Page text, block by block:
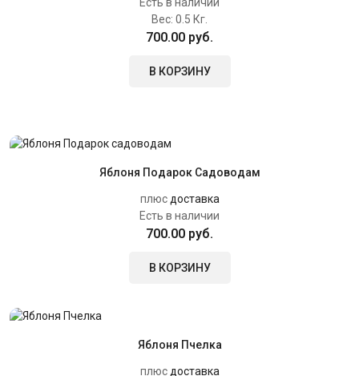
Вес: 0.5 Кг.
700.00 руб.
В КОРЗИНУ
Яблоня Подарок Садоводам
плюс доставка
Есть в наличии
700.00 руб.
В КОРЗИНУ
Яблоня Пчелка
плюс доставка